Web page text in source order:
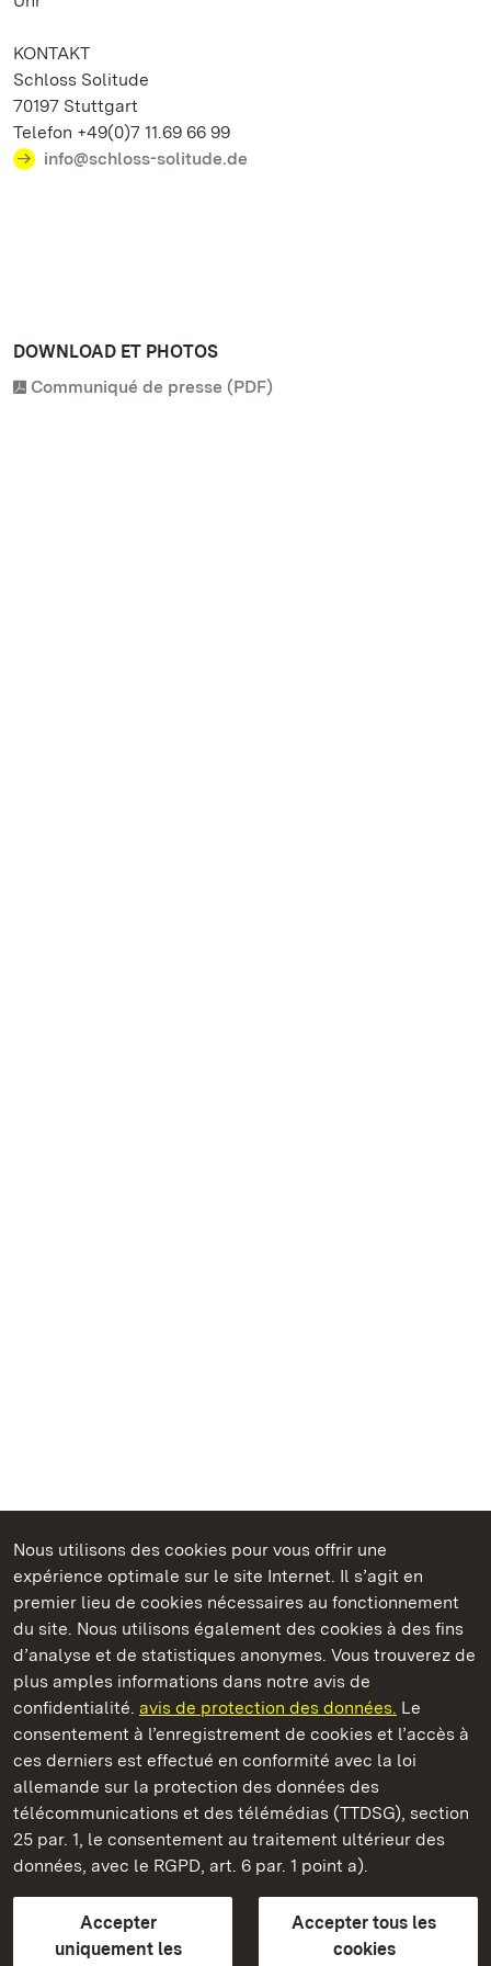
Nous utilisons des cookies pour vous offrir une
expérience optimale sur le site Internet. Il s’agit en
premier lieu de cookies nécessaires au fonctionnement
du site. Nous utilisons également des cookies à des fins
d’analyse et de statistiques anonymes. Vous trouverez de
plus amples informations dans notre avis de
confidentialité. avis de protection des données. Le
consentement à l’enregistrement de cookies et l’accès à
ces derniers est effectué en conformité avec la loi
allemande sur la protection des données des
télécommunications et des télémédias (TTDSG), section
25 par. 1, le consentement au traitement ultérieur des
données, avec le RGPD, art. 6 par. 1 point a).
Accepter
uniquement les
Accepter tous les
cookies
KONTAKT
Schloss Solitude
70197 Stuttgart
Telefon +49(0)7 11.69 66 99
info@schloss-solitude.de
DOWNLOAD ET PHOTOS
Communiqué de presse (PDF)
Châteaux et jardins publics du Bade-Wurtemberg
Château de Solitude
Châteaux et jardins publics du Bade-Wurtemberg
FAQ et réponsesMentions légalesProtection des données
Explications sur l’accessibilité
BITV-konform (geprüfte Seiten)
plus loin